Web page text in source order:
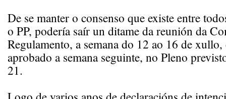
De se manter o consenso que existe entre
o PP, podería saír un ditame da reunión da
Regulamento, a semana do 12 ao 16 de xullo,
aprobado a semana seguinte, no Pleno
21.